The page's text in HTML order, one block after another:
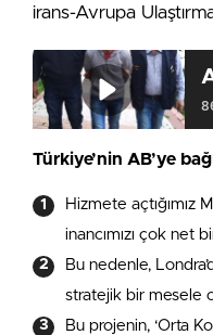
irans-Avrupa
Türkiye’nin AB’ye
Hizmete
inancımızı çok net
Bu nedenle,
stratejik bir mesele
Bu projenin, ‘Orta